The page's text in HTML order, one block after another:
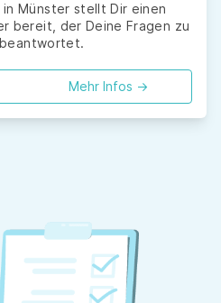
Münster stellt Dir einen
bereit, der Deine Fragen zu
Mehr Infos ->